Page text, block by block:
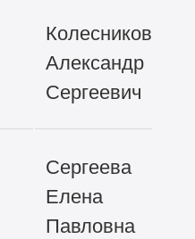
Колесников
Александр
Сергеевич
Сергеева
Елена
Павловна